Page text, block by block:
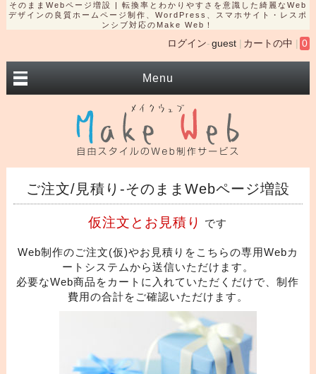
そのままWebページ増設 | 転換率とわかりやすさを意識した綺麗なWeb
デザインの良質ホームページ制作、WordPress、スマホサイト・レスポ
ンシブ対応のMake Web！
0
カートの中
guest
ログイン
Menu
ご注文/見積り-そのままWebページ増設
仮注文とお見積り です
Web制作のご注文(仮)やお見積りをこちらの専用Webカ
ートシステムから送信いただけます。
必要なWeb商品をカートに入れていただくだけで、制作
費用の合計をご確認いただけます。